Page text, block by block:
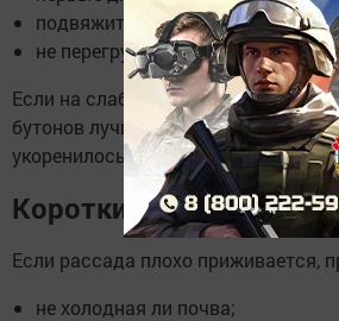
подвяжите слабые стебли;
не перегружайте подкормками.
Если на слабой рассаде уже есть
бутонов лучше удалить, чтобы
укоренилось.
Короткий чек-лист для
Если рассада плохо приживается,
не холодная ли почва;